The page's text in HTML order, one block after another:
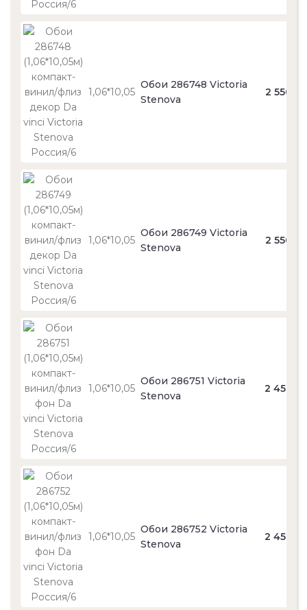
1,06*10,05
Обои 286748 Victoria
Stenova
2 550
1,06*10,05
Обои 286749 Victoria
Stenova
2 550
1,06*10,05
Обои 286751 Victoria
Stenova
2 450
1,06*10,05
Обои 286752 Victoria
Stenova
2 450